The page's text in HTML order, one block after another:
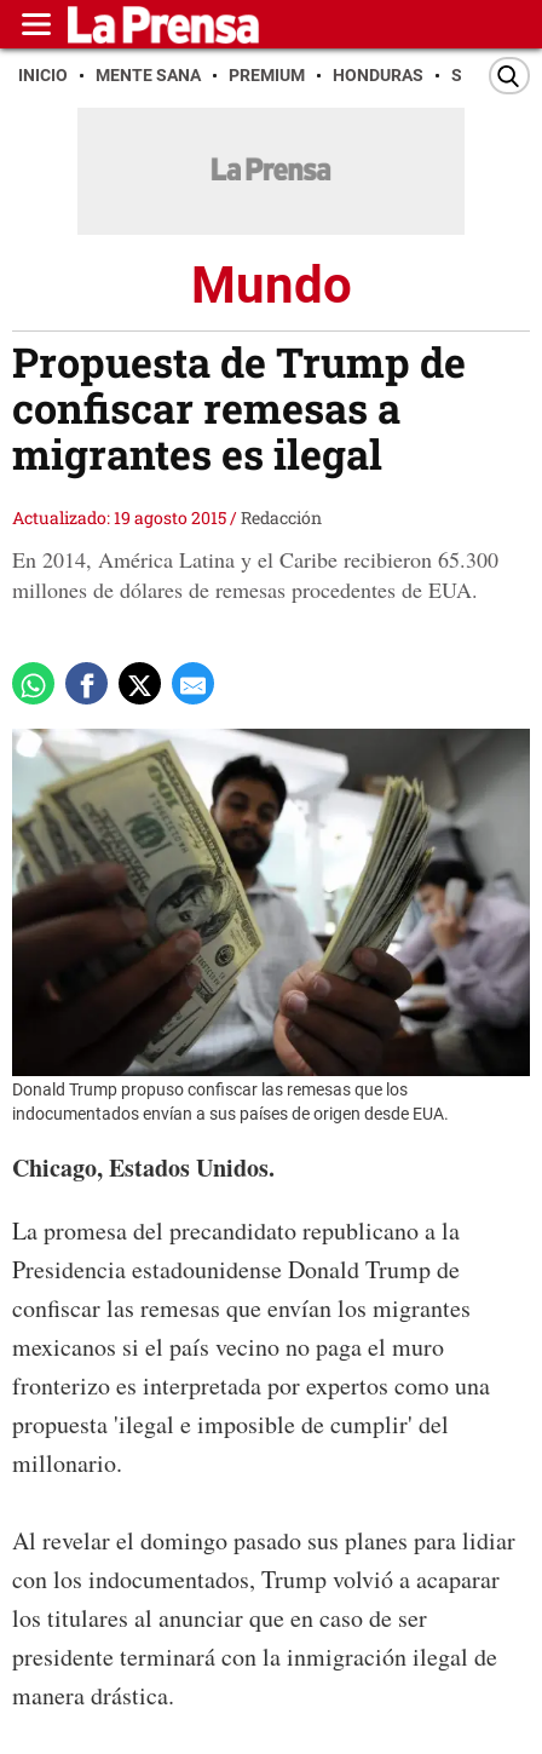
INICIO MENTE SANA PREMIUM HONDURAS SAN PEDRO
Mundo
Propuesta de Trump de
confiscar remesas a
migrantes es ilegal
Actualizado: 19 agosto 2015/Redacción
En 2014, América Latina y el Caribe recibieron 65.300
millones de dólares de remesas procedentes de EUA.
Donald Trump propuso confiscar las remesas que los
indocumentados envían a sus países de origen desde EUA.
Chicago, Estados Unidos.
La promesa del precandidato republicano a la
Presidencia estadounidense Donald Trump de
confiscar las remesas que envían los migrantes
mexicanos si el país vecino no paga el muro
fronterizo es interpretada por expertos como una
propuesta 'ilegal e imposible de cumplir' del
millonario.
Al revelar el domingo pasado sus planes para lidiar
con los indocumentados, Trump volvió a acaparar
los titulares al anunciar que en caso de ser
presidente terminará con la inmigración ilegal de
manera drástica.